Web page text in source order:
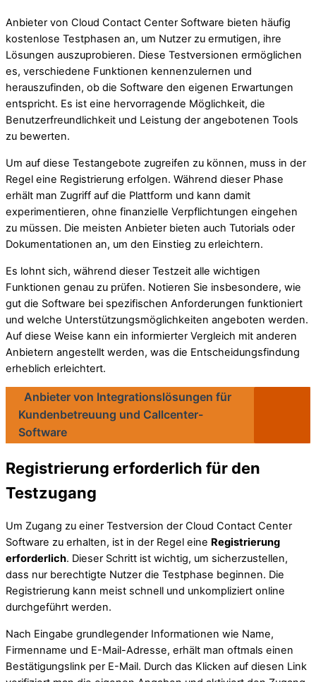
Anbieter von Cloud Contact Center Software bieten häufig
kostenlose Testphasen an, um Nutzer zu ermutigen, ihre
Lösungen auszuprobieren. Diese Testversionen ermöglichen
es, verschiedene Funktionen kennenzulernen und
herauszufinden, ob die Software den eigenen Erwartungen
entspricht. Es ist eine hervorragende Möglichkeit, die
Benutzerfreundlichkeit und Leistung der angebotenen Tools
zu bewerten.
Um auf diese Testangebote zugreifen zu können, muss in der
Regel eine Registrierung erfolgen. Während dieser Phase
erhält man Zugriff auf die Plattform und kann damit
experimentieren, ohne finanzielle Verpflichtungen eingehen
zu müssen. Die meisten Anbieter bieten auch Tutorials oder
Dokumentationen an, um den Einstieg zu erleichtern.
Es lohnt sich, während dieser Testzeit alle wichtigen
Funktionen genau zu prüfen. Notieren Sie insbesondere, wie
gut die Software bei spezifischen Anforderungen funktioniert
und welche Unterstützungsmöglichkeiten angeboten werden.
Auf diese Weise kann ein informierter Vergleich mit anderen
Anbietern angestellt werden, was die Entscheidungsfindung
erheblich erleichtert.
Anbieter von Integrationslösungen für
Kundenbetreuung und Callcenter-
Software
Registrierung erforderlich für den
Testzugang
Um Zugang zu einer Testversion der Cloud Contact Center
Software zu erhalten, ist in der Regel eine Registrierung
erforderlich. Dieser Schritt ist wichtig, um sicherzustellen,
dass nur berechtigte Nutzer die Testphase beginnen. Die
Registrierung kann meist schnell und unkompliziert online
durchgeführt werden.
Nach Eingabe grundlegender Informationen wie Name,
Firmenname und E-Mail-Adresse, erhält man oftmals einen
Bestätigungslink per E-Mail. Durch das Klicken auf diesen Link